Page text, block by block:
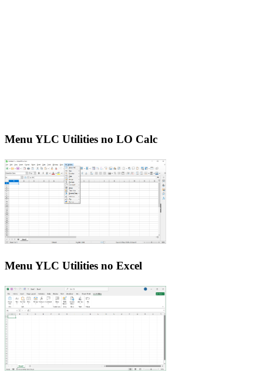
Menu YLC Utilities no LO Calc
Menu YLC Utilities no Excel